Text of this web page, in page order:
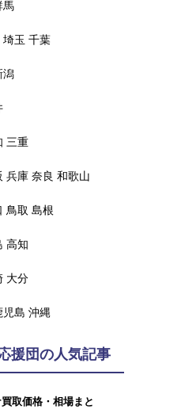
馬
埼玉 千葉
潟
三重
兵庫 奈良 和歌山
鳥取 島根
高知
大分
児島 沖縄
援団の人気記事
取価格・相場まと